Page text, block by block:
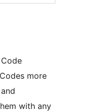
Code
more
with any